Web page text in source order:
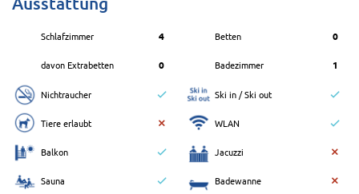
Schlafzimmer 4 Betten 0
davon Extrabetten 0 Badezimmer 1
Nichtraucher Ski in / Ski out
Tiere erlaubt WLAN
Balkon Jacuzzi
Sauna Badewanne